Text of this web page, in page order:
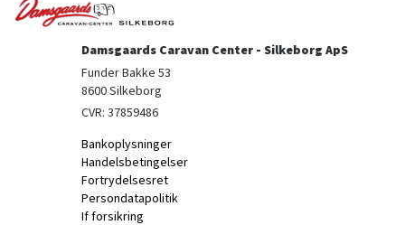
Damsgaards Caravan Center - Silkeborg ApS
Funder Bakke 53
8600 Silkeborg
CVR: 37859486
Bankoplysninger
Handelsbetingelser
Fortrydelsesret
Persondatapolitik
If forsikring